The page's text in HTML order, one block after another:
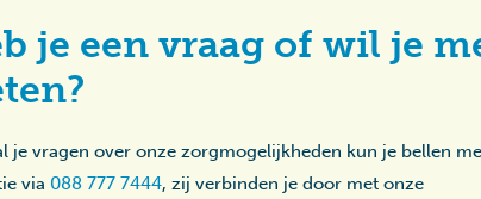
je een vraag of wil je
je vragen over onze zorgmogelijkheden kun je bellen
via 088 777 7444, zij verbinden je door met onze